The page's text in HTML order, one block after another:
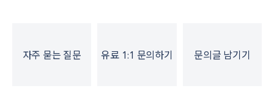
자주 묻는 질문 유료 1:1 문의하기 문의글 남기기